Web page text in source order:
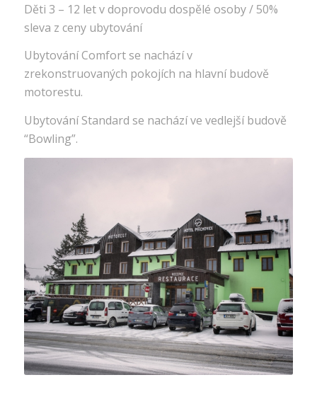
Děti 3 – 12 let v doprovodu dospělé osoby / 50%
sleva z ceny ubytování
Ubytování Comfort se nachází v
zrekonstruovaných pokojích na hlavní budově
motorestu.
Ubytování Standard se nachází ve vedlejší budově
“Bowling”.